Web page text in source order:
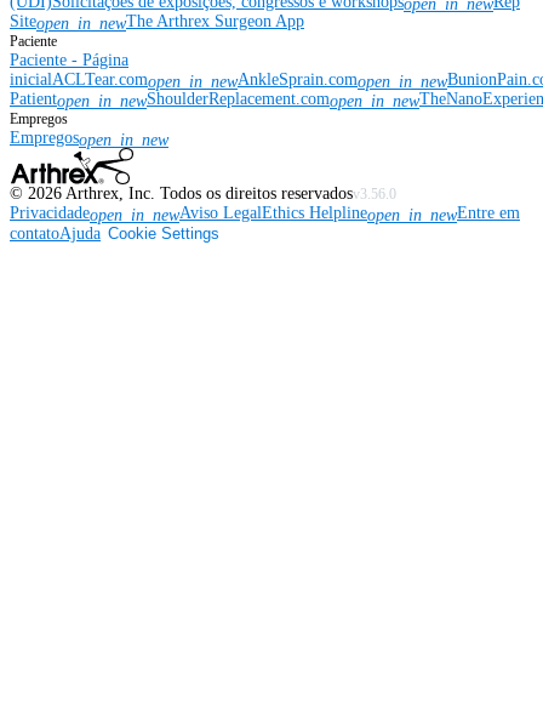
open_in_new
Siteopen_in_newThe Arthrex Surgeon App
Paciente
Paciente - Página
inicialACLTear.comopen_in_newAnkleSprain.comopen_in_new
Patientopen_in_newShoulderReplacement.comopen_in_new
Empregos
Empregosopen_in_new
© 2026 Arthrex, Inc. Todos os direitos reservadosv3.56.0
Privacidadeopen_in_newAviso LegalEthics Helplineopen_in_newEntre em
contatoAjuda Cookie Settings